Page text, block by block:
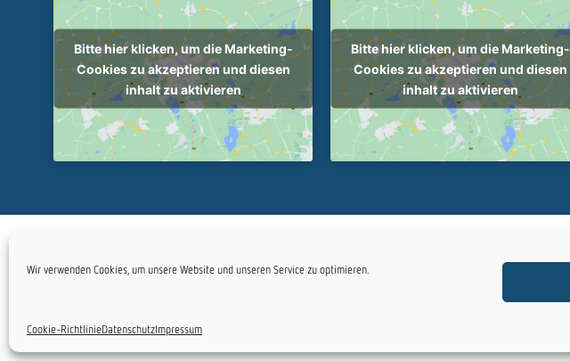
Wir verwenden Cookies, um unsere Website und unseren Service zu optimieren.
Cookie-RichtlinieDatenschutzImpressum
Bitte hier klicken, um die Marketing-
Cookies zu akzeptieren und diesen
inhalt zu aktivieren
Bitte hier klicken, um die Marketing-
Cookies zu akzeptieren und diesen
inhalt zu aktivieren